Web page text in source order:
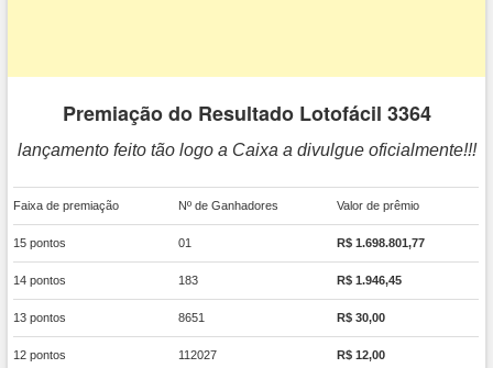
Premiação do Resultado Lotofácil 3364
lançamento feito tão logo a Caixa a divulgue oficialmente!!!
Faixa de premiação Nº de Ganhadores Valor de prêmio
15 pontos 01 R$ 1.698.801,77
14 pontos 183 R$ 1.946,45
13 pontos 8651 R$ 30,00
12 pontos 112027 R$ 12,00